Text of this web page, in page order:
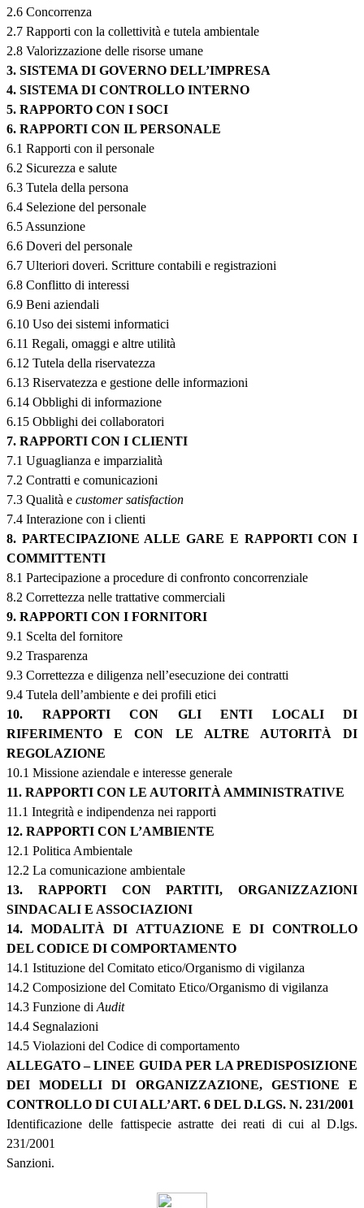
2.6 Concorrenza
2.7 Rapporti con la collettività e tutela ambientale
2.8 Valorizzazione delle risorse umane
3. SISTEMA DI GOVERNO DELL’IMPRESA
4. SISTEMA DI CONTROLLO INTERNO
5. RAPPORTO CON I SOCI
6. RAPPORTI CON IL PERSONALE
6.1 Rapporti con il personale
6.2 Sicurezza e salute
6.3 Tutela della persona
6.4 Selezione del personale
6.5 Assunzione
6.6 Doveri del personale
6.7 Ulteriori doveri. Scritture contabili e registrazioni
6.8 Conflitto di interessi
6.9 Beni aziendali
6.10 Uso dei sistemi informatici
6.11 Regali, omaggi e altre utilità
6.12 Tutela della riservatezza
6.13 Riservatezza e gestione delle informazioni
6.14 Obblighi di informazione
6.15 Obblighi dei collaboratori
7. RAPPORTI CON I CLIENTI
7.1 Uguaglianza e imparzialità
7.2 Contratti e comunicazioni
7.3 Qualità e customer satisfaction
7.4 Interazione con i clienti
8. PARTECIPAZIONE ALLE GARE E RAPPORTI CON I
COMMITTENTI
8.1 Partecipazione a procedure di confronto concorrenziale
8.2 Correttezza nelle trattative commerciali
9. RAPPORTI CON I FORNITORI
9.1 Scelta del fornitore
9.2 Trasparenza
9.3 Correttezza e diligenza nell’esecuzione dei contratti
9.4 Tutela dell’ambiente e dei profili etici
10. RAPPORTI CON GLI ENTI LOCALI DI
RIFERIMENTO E CON LE ALTRE AUTORITÀ DI
REGOLAZIONE
10.1 Missione aziendale e interesse generale
11. RAPPORTI CON LE AUTORITÀ AMMINISTRATIVE
11.1 Integrità e indipendenza nei rapporti
12. RAPPORTI CON L’AMBIENTE
12.1 Politica Ambientale
12.2 La comunicazione ambientale
13. RAPPORTI CON PARTITI, ORGANIZZAZIONI
SINDACALI E ASSOCIAZIONI
14. MODALITÀ DI ATTUAZIONE E DI CONTROLLO
DEL CODICE DI COMPORTAMENTO
14.1 Istituzione del Comitato etico/Organismo di vigilanza
14.2 Composizione del Comitato Etico/Organismo di vigilanza
14.3 Funzione di Audit
14.4 Segnalazioni
14.5 Violazioni del Codice di comportamento
ALLEGATO – LINEE GUIDA PER LA PREDISPOSIZIONE
DEI MODELLI DI ORGANIZZAZIONE, GESTIONE E
CONTROLLO DI CUI ALL’ART. 6 DEL D.LGS. N. 231/2001
Identificazione delle fattispecie astratte dei reati di cui al D.lgs.
231/2001
Sanzioni.